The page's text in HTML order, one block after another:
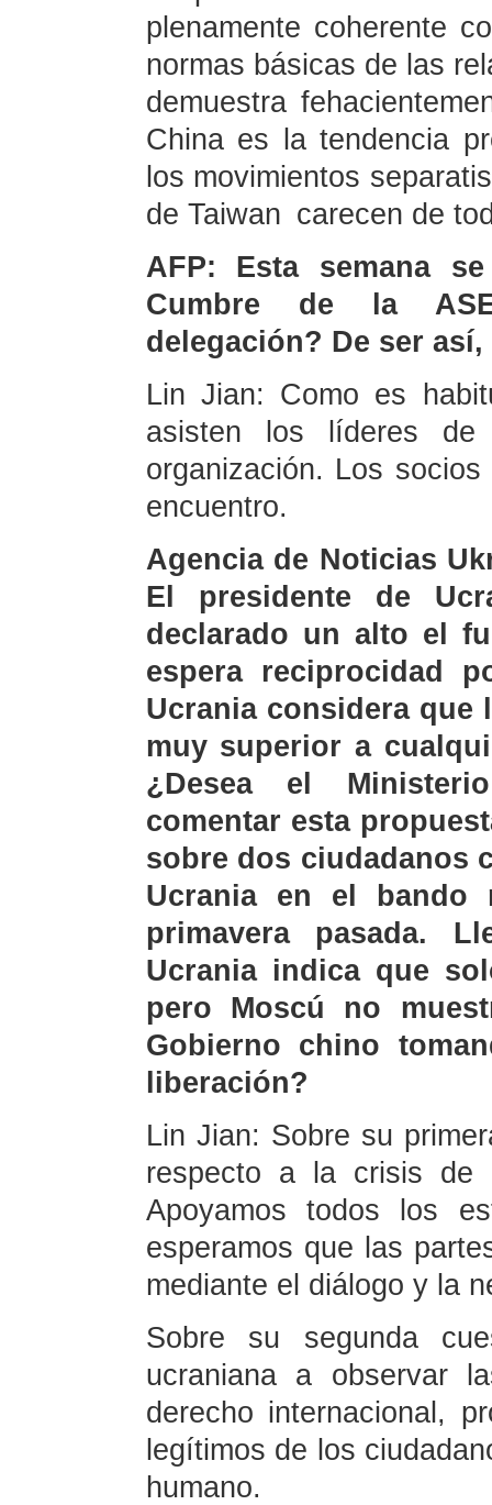
plenamente coherente
normas básicas de las
demuestra
China es la tendencia
los movimientos
de Taiwan carecen de
AFP: Esta semana
Cumbre de la
delegación? De ser
Lin Jian: Como es
asisten los líderes
organización. Los
encuentro.
Agencia de Noticias
El presidente de
declarado un alto el
espera reciprocidad
Ucrania considera que
muy superior a
¿Desea el
comentar esta
sobre dos ciudadanos
Ucrania en el bando
primavera pasada.
Ucrania indica que
pero Moscú no
Gobierno chino
liberación?
Lin Jian: Sobre su
respecto a la crisis de
Apoyamos todos los
esperamos que las
mediante el diálogo y la
Sobre su segunda
ucraniana a observar
derecho internacional,
legítimos de los
humano.